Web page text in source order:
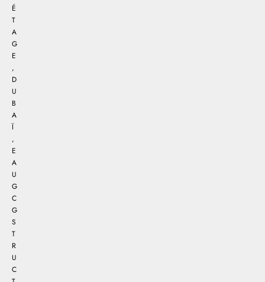
É
T
A
G
E
,
D
U
B
A
Ï
,
E
A
U
G
C
G
S
T
R
U
C